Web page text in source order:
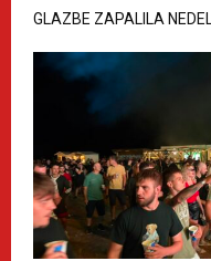
GLAZBE ZAPALILA